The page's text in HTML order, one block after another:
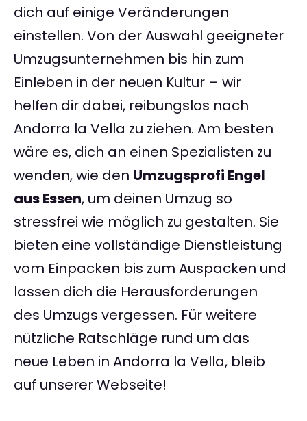
dich auf einige Veränderungen
einstellen. Von der Auswahl geeigneter
Umzugsunternehmen bis hin zum
Einleben in der neuen Kultur – wir
helfen dir dabei, reibungslos nach
Andorra la Vella zu ziehen. Am besten
wäre es, dich an einen Spezialisten zu
wenden, wie den Umzugsprofi Engel
aus Essen, um deinen Umzug so
stressfrei wie möglich zu gestalten. Sie
bieten eine vollständige Dienstleistung
vom Einpacken bis zum Auspacken und
lassen dich die Herausforderungen
des Umzugs vergessen. Für weitere
nützliche Ratschläge rund um das
neue Leben in Andorra la Vella, bleib
auf unserer Webseite!